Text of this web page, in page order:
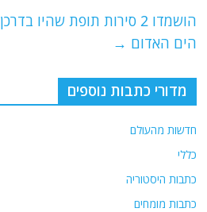
k
הושמדו 2 סירות תופת שהיו
הים האדום →
מדורי כתבות נוספים
חדשות מהעולם
כללי
כתבות היסטוריה
כתבות מומחים